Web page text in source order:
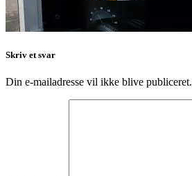
Skriv et svar
Din e-mailadresse vil ikke blive publiceret.